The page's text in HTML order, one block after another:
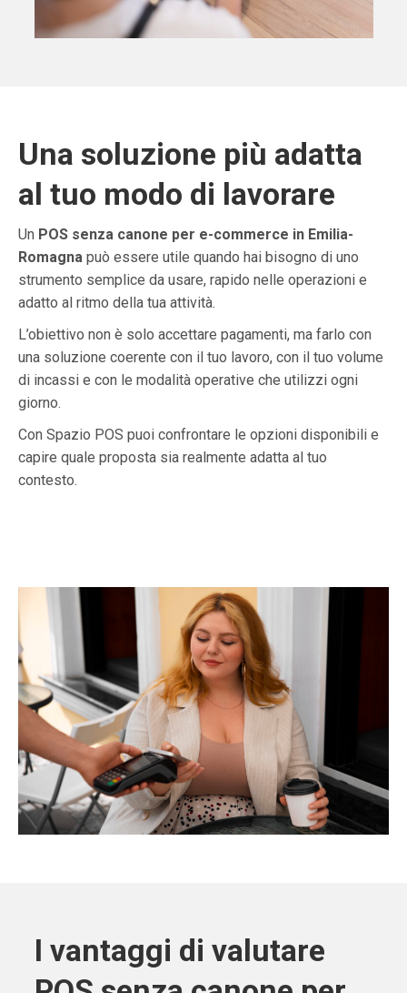
Una soluzione più adatta
al tuo modo di lavorare
Un POS senza canone per e-commerce in Emilia-
Romagna può essere utile quando hai bisogno di uno
strumento semplice da usare, rapido nelle operazioni e
adatto al ritmo della tua attività.
L’obiettivo non è solo accettare pagamenti, ma farlo con
una soluzione coerente con il tuo lavoro, con il tuo volume
di incassi e con le modalità operative che utilizzi ogni
giorno.
Con Spazio POS puoi confrontare le opzioni disponibili e
capire quale proposta sia realmente adatta al tuo
contesto.
I vantaggi di valutare